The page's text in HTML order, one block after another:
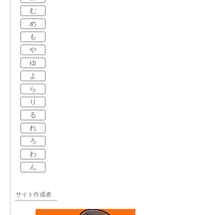
む
め
も
や
ゆ
よ
ら
り
る
れ
ろ
わ
ん
サイト作成者